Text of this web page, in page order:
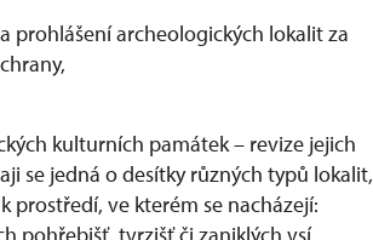
archeologických lokalit za
kulturních památek – revize jejich
se jedná o desítky různých typů lokalit,
prostředí, ve kterém se nacházejí: